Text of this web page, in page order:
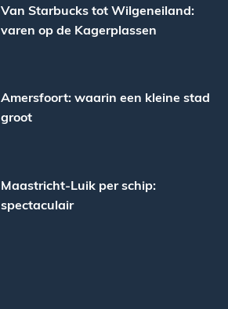
Van Starbucks tot Wilgeneiland:
varen op de Kagerplassen
Amersfoort: waarin een kleine stad
groot
Maastricht-Luik per schip:
spectaculair